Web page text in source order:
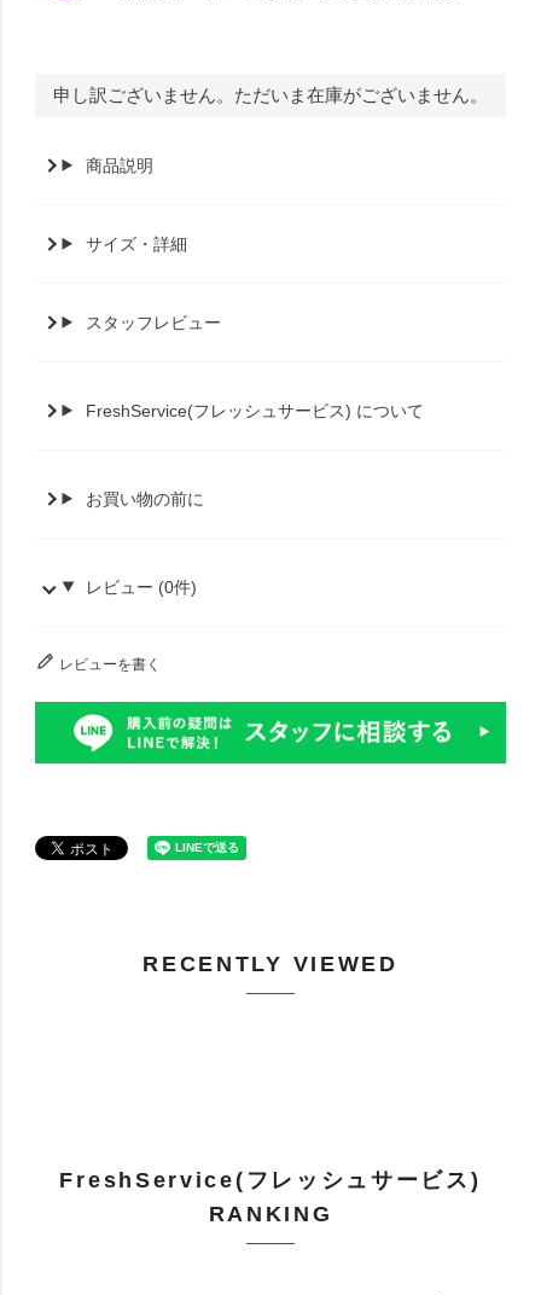
申し訳ございません。ただいま在庫がございません。
商品説明
サイズ・詳細
スタッフレビュー
FreshService(フレッシュサービス) について
お買い物の前に
レビュー (0件)
レビューを書く
RECENTLY VIEWED
FreshService(フレッシュサービス)
RANKING